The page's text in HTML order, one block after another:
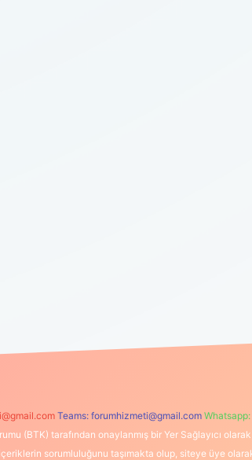
Teams: forumhizmeti@gmail.com
(BTK) tarafından onaylanmış bir Yer Sağlayıcı
sorumluluğunu taşımakta olup, siteye üye